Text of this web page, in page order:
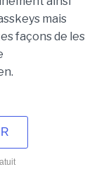
mais
façons de les